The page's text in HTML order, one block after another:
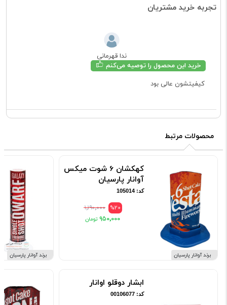
تجربه خرید مشتریان
ندا قهرمانی
خرید این محصول را توصیه می‌کنم
کیفیتشون عالی بود
محصولات مرتبط
برند آوانار پارسیان
کهکشان 6 شوت میکس
آوانار پارسیان
کد: 105014
%20 ۱٬۱۹۰٬۰۰۰
۹۵۰٬۰۰۰
ابشار دوقلو اوانار
کد: 00106077
برند آوانار پارسیان